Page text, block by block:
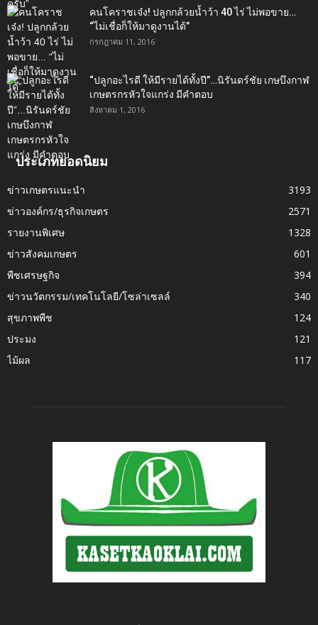
คนโคราชเจ๋ง! ปลูกกล้วยน้ำว้า 40 ไร่ ไม่พอขาย…
“ไม่เชื่อก็ให้มาดูงานได้”‬
กรกฎาคม 11, 2016
“ปลูกอะไรดี ให้มีรายได้ทั้งปี”…นิรันดร์ชัย เกษบึงกาฬ
เกษตรกรหัวใจแกร่ง มีคำตอบ
สิงหาคม 1, 2016
ประเภทยอดนิยม
ข่าวเกษตรแนะนำ
3193
ข่าวองค์กร/ธุรกิจเกษตร
2571
รายงานพิเศษ
1328
ข่าวสังคมเกษตร
601
พืชเศรษฐกิจ
394
ข่าวนวัตกรรม/เทคโนโลยี/โซล่าเซลล์
340
สุขภาพพืช
124
ประมง
121
ไม้ผล
117